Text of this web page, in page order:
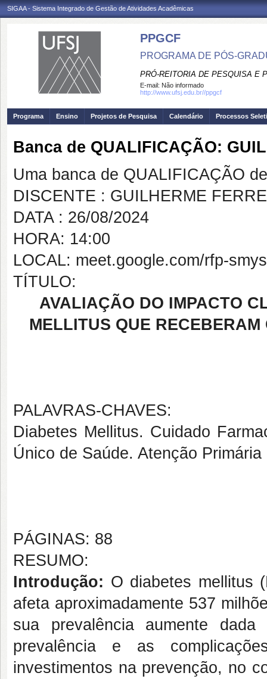
SIGAA - Sistema Integrado de Gestão de Atividades Acadêmicas
PPGCF
PROGRAMA DE PÓS-
PRÓ-REITORIA DE PESQUISA E
E-mail: Não informado
http://www.ufsj.edu.br//ppgcf
Programa Ensino Projetos de Pesquisa Calendário Processos
Banca de QUALIFICAÇÃO:
Uma banca de QUALIFICAÇÃO
DISCENTE : GUILHERME
DATA : 26/08/2024
HORA: 14:00
LOCAL: meet.google.com/rfp-
TÍTULO:
AVALIAÇÃO DO IMPACTO
MELLITUS QUE
PALAVRAS-CHAVES:
Diabetes Mellitus. Cuidado
Único de Saúde. Atenção Primária
PÁGINAS: 88
RESUMO:
Introdução: O diabetes mellitus
afeta aproximadamente 537
sua prevalência aumente dada
prevalência e as
investimentos na prevenção, no